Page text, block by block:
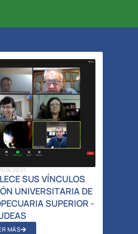
2021
SUS VÍNCULOS
UNIVERSITARIA DE
SUPERIOR -
MÁS